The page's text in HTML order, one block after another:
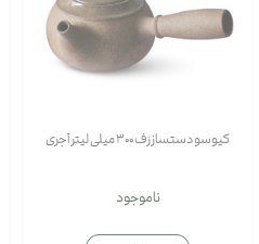
کیوسو دستساز رَف 300 میلی لیتر آجری
ناموجود